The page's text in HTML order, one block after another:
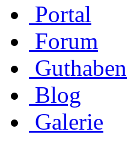
Portal
Forum
Guthaben
Blog
Galerie